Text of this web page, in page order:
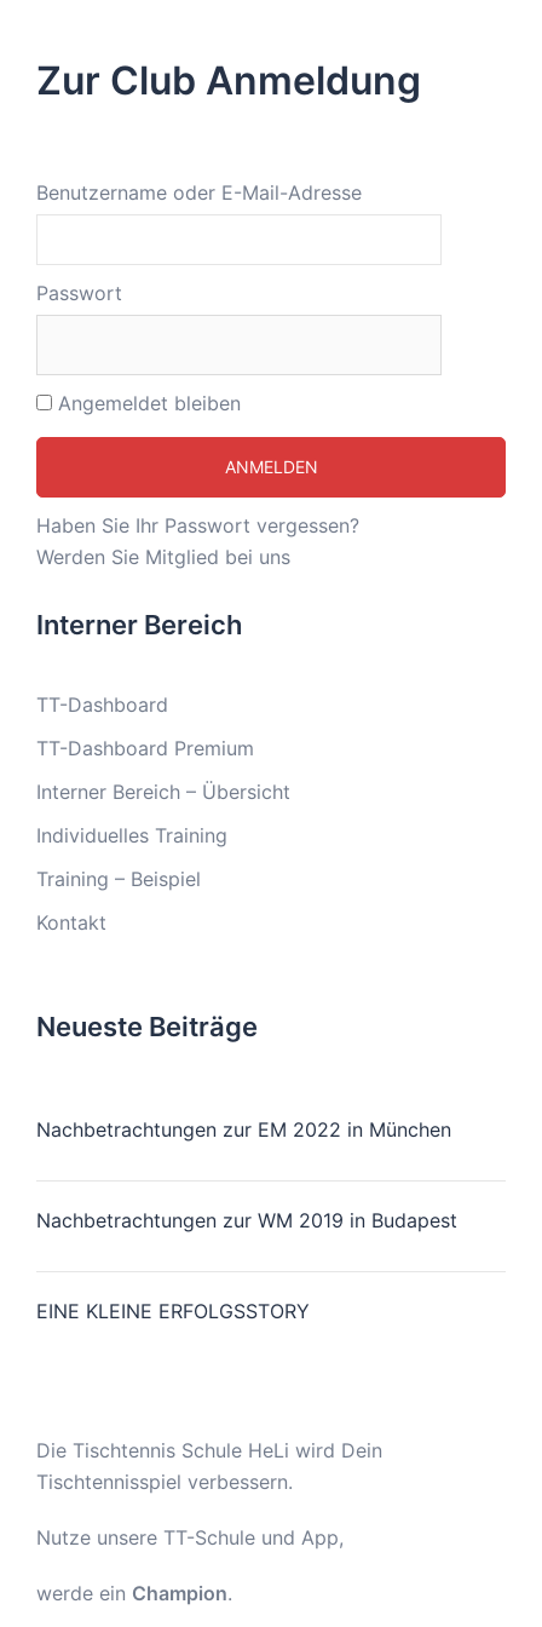
Zur Club Anmeldung
Benutzername oder E-Mail-Adresse
Passwort
Angemeldet bleiben
Haben Sie Ihr Passwort vergessen?
Werden Sie Mitglied bei uns
Interner Bereich
TT-Dashboard
TT-Dashboard Premium
Interner Bereich – Übersicht
Individuelles Training
Training – Beispiel
Kontakt
Neueste Beiträge
Nachbetrachtungen zur EM 2022 in München
Nachbetrachtungen zur WM 2019 in Budapest
EINE KLEINE ERFOLGSSTORY
Die Tischtennis Schule HeLi wird Dein
Tischtennisspiel verbessern.
Nutze unsere TT-Schule und App,
werde ein Champion.